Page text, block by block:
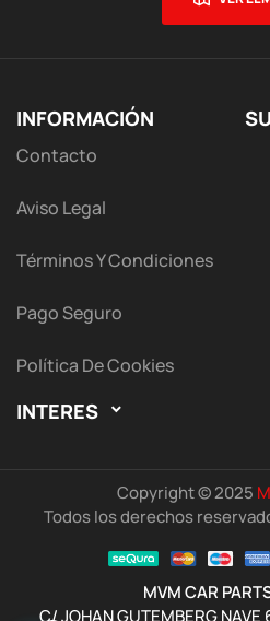
INFORMACIÓN
Contacto
Aviso Legal
Términos Y Condiciones
Pago Seguro
Política De Cookies
INTERES 
Copyright © 2025
Todos los derechos
MVM CAR
C/ JOHAN GUTEMBERG NAVE